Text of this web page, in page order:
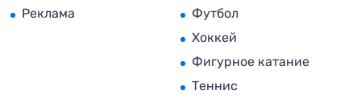
Реклама
Футбол
Хоккей
Фигурное катание
Теннис